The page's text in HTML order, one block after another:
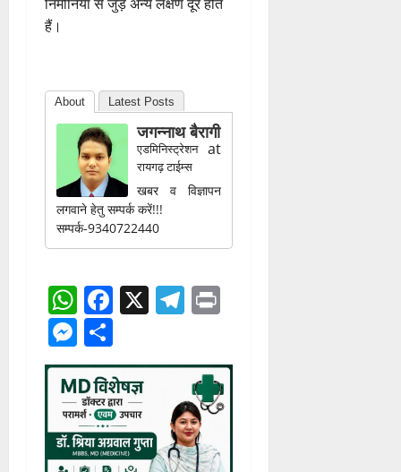
का इलाज न किया जाए तो यह गंभीर
रूप धारण कर सकती है। इस समस्या
समय रहते इसका इलाज शुरु करने से
निमोनिया से जुड़े अन्य लक्षण दूर होते
About Latest Posts
जगन्नाथ बैरागी
रायगढ़ टाईम्स
खबर व विज्ञापन
लगवाने हेतु सम्पर्क करें!!!
सम्पर्क-9340722440
WhatsApp
FacebookTelegram
Print
Messenger
Share